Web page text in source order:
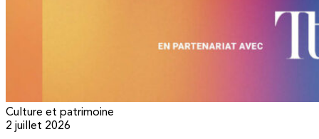
Culture et patrimoine
2 juillet 2026